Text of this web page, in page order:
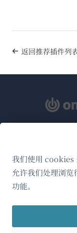
我们使用 cookies
允许我们处理浏
功能。
返回推荐插件列